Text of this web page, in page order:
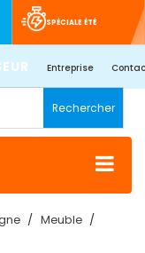
SPÉCIALE ÉTÉ
Entreprise
Rechercher
Meuble